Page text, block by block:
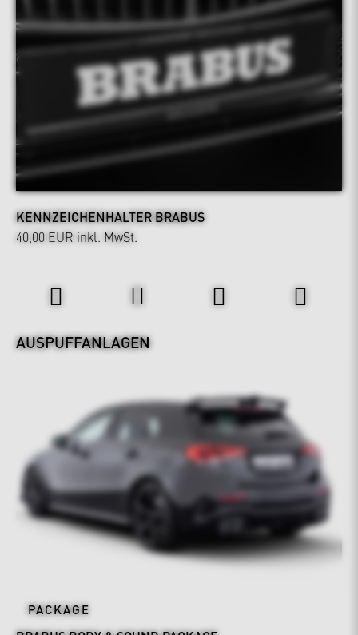
KENNZEICHENHALTER BRABUS
40,00 EUR inkl. MwSt.
AUSPUFFANLAGEN
PACKAGE